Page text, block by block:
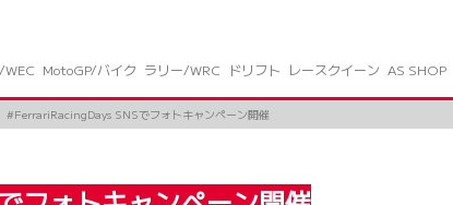
WEC MotoGP/バイク ラリー/WRC ドリフト レースクイーン AS SHOP
#FerrariRacingDays SNSでフォトキャンペーン開催